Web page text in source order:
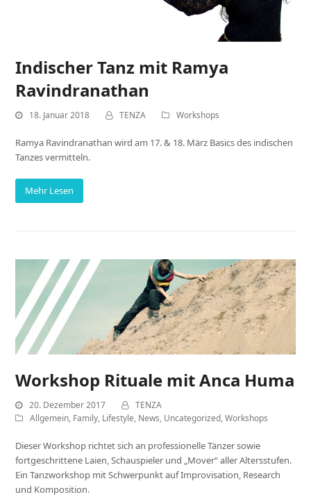
Indischer Tanz mit Ramya
Ravindranathan
18. Januar 2018 TENZA Workshops
Ramya Ravindranathan wird am 17. & 18. März Basics des indischen
Tanzes vermitteln.
Mehr Lesen
Workshop Rituale mit Anca Huma
20. Dezember 2017
TENZA
Allgemein, Family, Lifestyle, News, Uncategorized,Workshops
Dieser Workshop richtet sich an professionelle Tänzer sowie
fortgeschrittene Laien, Schauspieler und „Mover“ aller Altersstufen.
Ein Tanzworkshop mit Schwerpunkt auf Improvisation, Research
und Komposition.